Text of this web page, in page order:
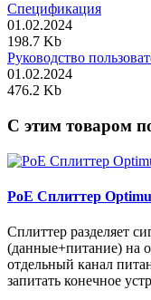
Спецификация
01.02.2024
198.7 Kb
Руководство
01.02.2024
476.2 Kb
C этим товаром
PoE Сплиттер
Сплиттер разделяет
(данные+питание) на
отдельный канал
запитать конечное